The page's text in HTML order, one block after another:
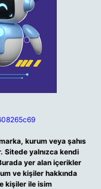
kurum veya şahıs
Sitede yalnızca kendi
yer alan içerikler
ve kişiler hakkında
kişiler ile isim